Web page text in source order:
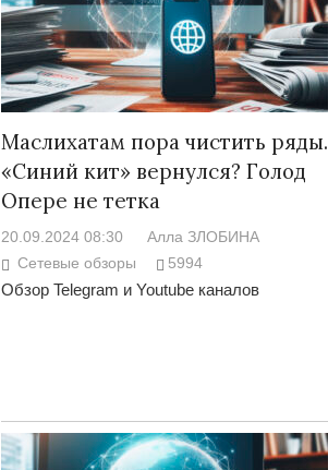
Маслихатам пора чистить ряды.
«Синий кит» вернулся? Голод
Опере не тетка
20.09.2024 08:30
Алла ЗЛОБИНА
Сетевые обзоры
5994
Обзор Telegram и Youtube каналов